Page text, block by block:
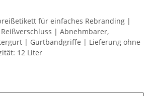
für einfaches Rebranding |
| Abnehmbarer,
| Gurtbandgriffe | Lieferung ohne
12 Liter